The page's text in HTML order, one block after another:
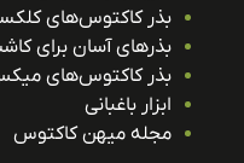
بذر کاکتوس‌های کلکسیونی
بذرهای آسان برای کاشت
بذر کاکتوس‌های میکس
ابزار باغبانی
مجله میهن کاکتوس